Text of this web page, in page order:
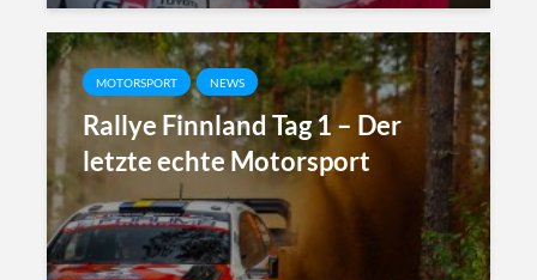
MOTORSPORT NEWS
Rallye Finnland Tag 1 – Der
letzte echte Motorsport